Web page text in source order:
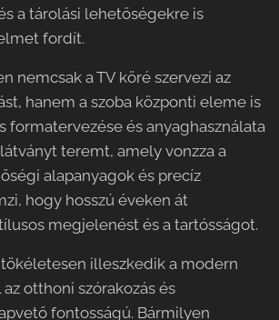
a tárolási lehetőségekre is
fordít.
nemcsak a TV köré szervezi az
hanem a szoba központi eleme is
formatervezése és anyaghasználata
teremt, amely vonzza a
alapanyagok és precíz
hogy hosszú éveken át
megjelenést és a tartósságot.
illeszkedik a modern
otthoni szórakozás és
fontosságú. Bármilyen